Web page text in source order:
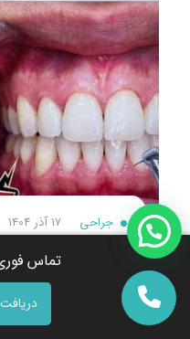
جراحی 17 آذر 1404
لیفت لثه با لیزر؛
خداحافظی با لبخند
تماس